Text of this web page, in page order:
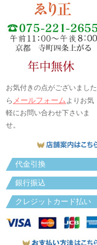
お気付きの点がございました
ら メールフォームよりお気
軽にお問い合わせ下さいま
せ。
代金引換
銀行振込
クレジットカード払い